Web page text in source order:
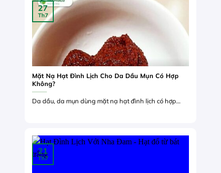
Mặt Nạ Hạt Đình Lịch Cho Da Dầu Mụn Có Hợp
Không?
Da dầu, da mụn dùng mặt nạ hạt đình lịch có hợp...
27
Th7
21
Th7